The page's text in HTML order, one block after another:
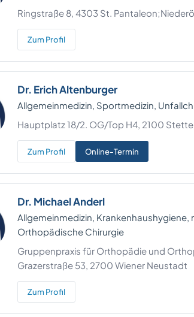
Ringstraße 8, 4303 St.
Zum Profil
Dr. Erich Altenburger
Allgemeinmedizin, Sportmedizin,
Hauptplatz 18/2. OG/Top H4, 2100
Zum Profil Online-Termin
Dr. Michael Anderl
Allgemeinmedizin,
Orthopädische Chirurgie
Gruppenpraxis für Orthopädie und
Grazerstraße 53, 2700 Wiener Neustadt
Zum Profil